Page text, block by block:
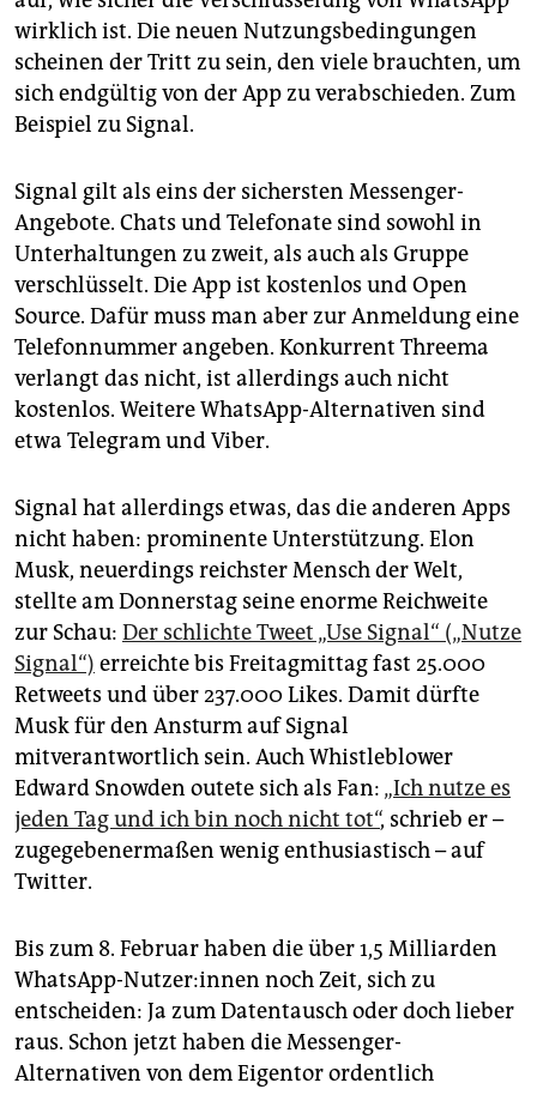
wirklich ist. Die neuen Nutzungsbedingungen
scheinen der Tritt zu sein, den viele brauchten, um
sich endgültig von der App zu verabschieden. Zum
Beispiel zu Signal.
Signal gilt als eins der sichersten Messenger-
Angebote. Chats und Telefonate sind sowohl in
Unterhaltungen zu zweit, als auch als Gruppe
verschlüsselt. Die App ist kostenlos und Open
Source. Dafür muss man aber zur Anmeldung eine
Telefonnummer angeben. Konkurrent Threema
verlangt das nicht, ist allerdings auch nicht
kostenlos. Weitere WhatsApp-Alternativen sind
etwa Telegram und Viber.
Signal hat allerdings etwas, das die anderen Apps
nicht haben: prominente Unterstützung. Elon
Musk, neuerdings reichster Mensch der Welt,
stellte am Donnerstag seine enorme Reichweite
zur Schau: Der schlichte Tweet „Use Signal“ („Nutze
Signal“) erreichte bis Freitagmittag fast 25.000
Retweets und über 237.000 Likes. Damit dürfte
Musk für den Ansturm auf Signal
mitverantwortlich sein. Auch Whistleblower
Edward Snowden outete sich als Fan: „Ich nutze es
jeden Tag und ich bin noch nicht tot“, schrieb er –
zugegebenermaßen wenig enthusiastisch – auf
Twitter.
Bis zum 8. Februar haben die über 1,5 Milliarden
WhatsApp-Nutzer:innen noch Zeit, sich zu
entscheiden: Ja zum Datentausch oder doch lieber
raus. Schon jetzt haben die Messenger-
Alternativen von dem Eigentor ordentlich